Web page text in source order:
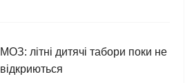
МОЗ: літні дитячі табори поки не
відкриються